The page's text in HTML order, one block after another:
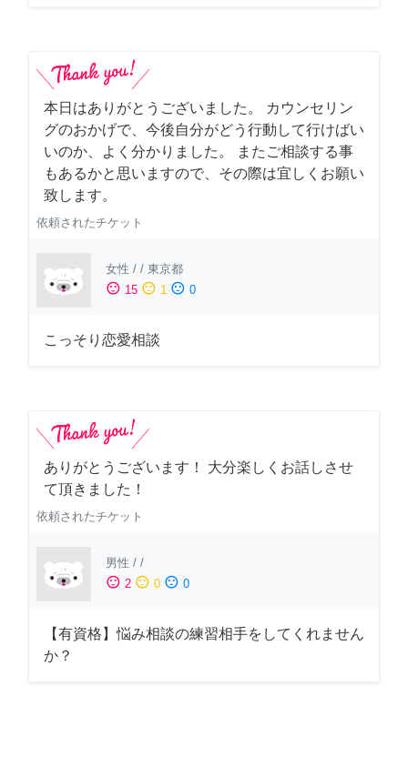
本日はありがとうございました。 カウンセリン
グのおかげで、今後自分がどう行動して行けばい
いのか、よく分かりました。 またご相談する事
もあるかと思いますので、その際は宜しくお願い
致します。
依頼されたチケット
女性 / / 東京都
sentiment_satisfied 15 sentiment_neutral 1 sentiment_dissatisfied 0
こっそり恋愛相談
ありがとうございます！ 大分楽しくお話しさせ
て頂きました！
依頼されたチケット
男性 / /
sentiment_satisfied 2 sentiment_neutral 0 sentiment_dissatisfied 0
【有資格】悩み相談の練習相手をしてくれません
か？